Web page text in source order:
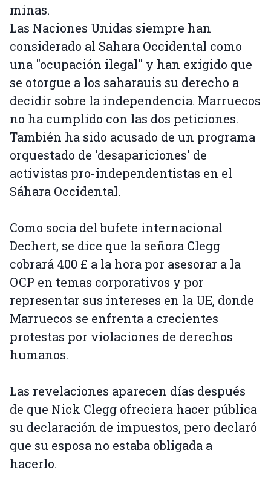
minas.
Las Naciones Unidas siempre han
considerado al Sahara Occidental como
una "ocupación ilegal" y han exigido que
se otorgue a los saharauis su derecho a
decidir sobre la independencia. Marruecos
no ha cumplido con las dos peticiones.
También ha sido acusado de un programa
orquestado de 'desapariciones' de
activistas pro-independentistas en el
Sáhara Occidental.
Como socia del bufete internacional
Dechert, se dice que la señora Clegg
cobrará 400 £ a la hora por asesorar a la
OCP en temas corporativos y por
representar sus intereses en la UE, donde
Marruecos se enfrenta a crecientes
protestas por violaciones de derechos
humanos.
Las revelaciones aparecen días después
de que Nick Clegg ofreciera hacer pública
su declaración de impuestos, pero declaró
que su esposa no estaba obligada a
hacerlo.